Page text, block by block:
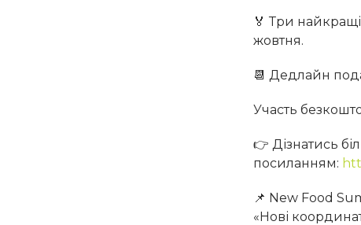
🏅 Три
жовтня.
📆 Дедлайн
Участь
👉 Дізнатись
посиланням:
📌 New Food
«Нові